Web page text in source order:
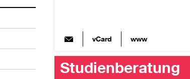
vCard www
Studienberatung